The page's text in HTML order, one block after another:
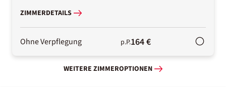
ZIMMERDETAILS
Ohne Verpflegung p.P.164 €
WEITERE ZIMMEROPTIONEN